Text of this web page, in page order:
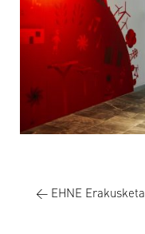
← EHNE Erakusketa